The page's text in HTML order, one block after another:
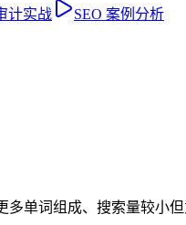
计实战 SEO 案例分析
单词组成、搜索量较小